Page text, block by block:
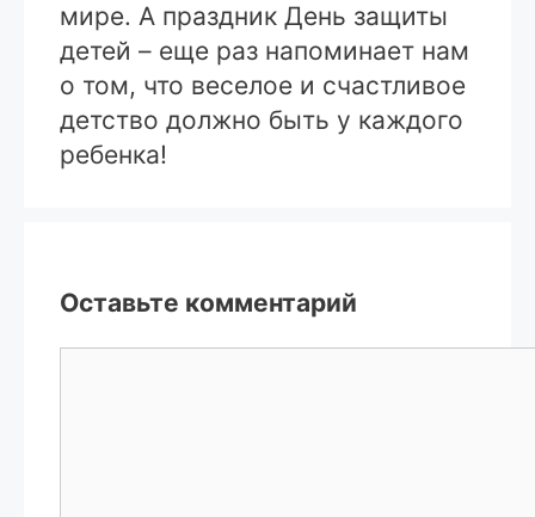
мире. А праздник День защиты
детей – еще раз напоминает нам
о том, что веселое и счастливое
детство должно быть у каждого
ребенка!
Оставьте комментарий